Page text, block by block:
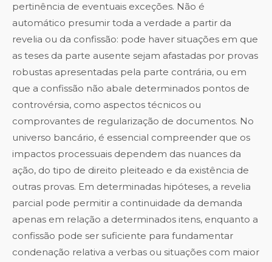
pertinência de eventuais exceções. Não é
automático presumir toda a verdade a partir da
revelia ou da confissão: pode haver situações em que
as teses da parte ausente sejam afastadas por provas
robustas apresentadas pela parte contrária, ou em
que a confissão não abale determinados pontos de
controvérsia, como aspectos técnicos ou
comprovantes de regularização de documentos. No
universo bancário, é essencial compreender que os
impactos processuais dependem das nuances da
ação, do tipo de direito pleiteado e da existência de
outras provas. Em determinadas hipóteses, a revelia
parcial pode permitir a continuidade da demanda
apenas em relação a determinados itens, enquanto a
confissão pode ser suficiente para fundamentar
condenação relativa a verbas ou situações com maior